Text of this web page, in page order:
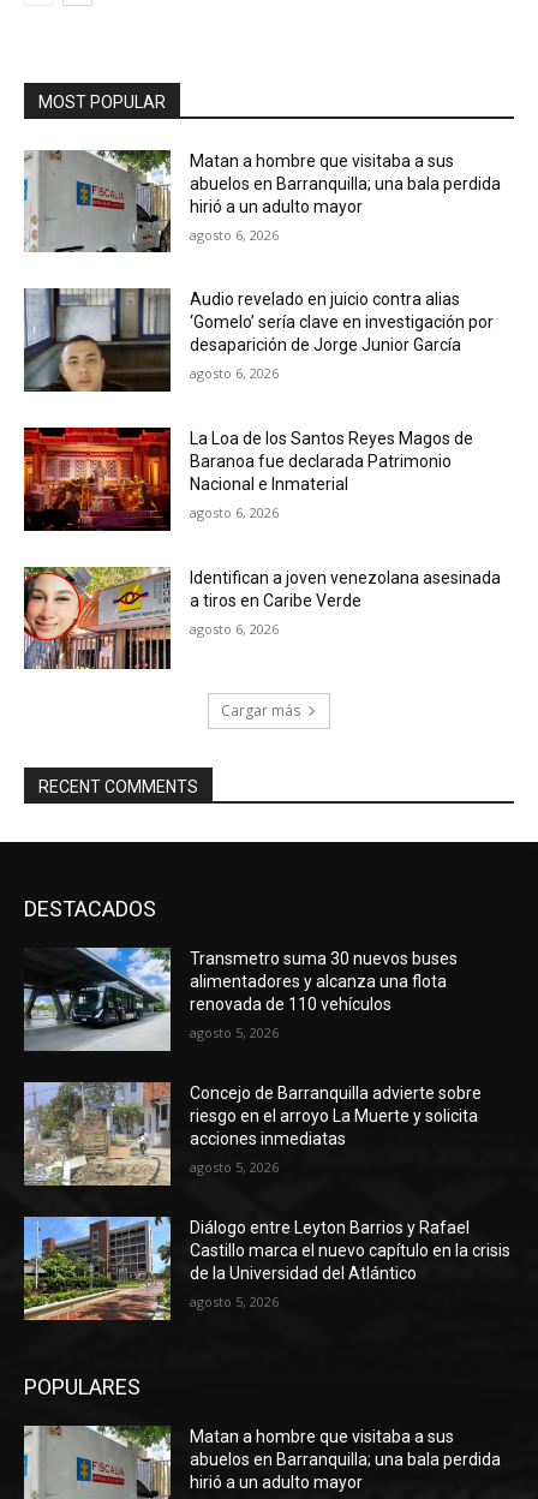
MOST POPULAR
Matan a hombre que visitaba a sus
abuelos en Barranquilla; una bala perdida
hirió a un adulto mayor
agosto 6, 2026
Audio revelado en juicio contra alias
‘Gomelo’ sería clave en investigación por
desaparición de Jorge Junior García
agosto 6, 2026
La Loa de los Santos Reyes Magos de
Baranoa fue declarada Patrimonio
Nacional e Inmaterial
agosto 6, 2026
Identifican a joven venezolana asesinada
a tiros en Caribe Verde
agosto 6, 2026
Cargar más
RECENT COMMENTS
DESTACADOS
Transmetro suma 30 nuevos buses
alimentadores y alcanza una flota
renovada de 110 vehículos
agosto 5, 2026
Concejo de Barranquilla advierte sobre
riesgo en el arroyo La Muerte y solicita
acciones inmediatas
agosto 5, 2026
Diálogo entre Leyton Barrios y Rafael
Castillo marca el nuevo capítulo en la crisis
de la Universidad del Atlántico
agosto 5, 2026
POPULARES
Matan a hombre que visitaba a sus
abuelos en Barranquilla; una bala perdida
hirió a un adulto mayor